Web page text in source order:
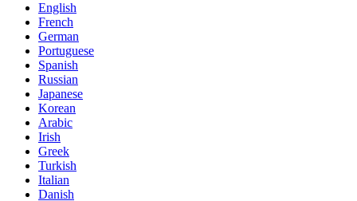
English
French
German
Portuguese
Spanish
Russian
Japanese
Korean
Arabic
Irish
Greek
Turkish
Italian
Danish